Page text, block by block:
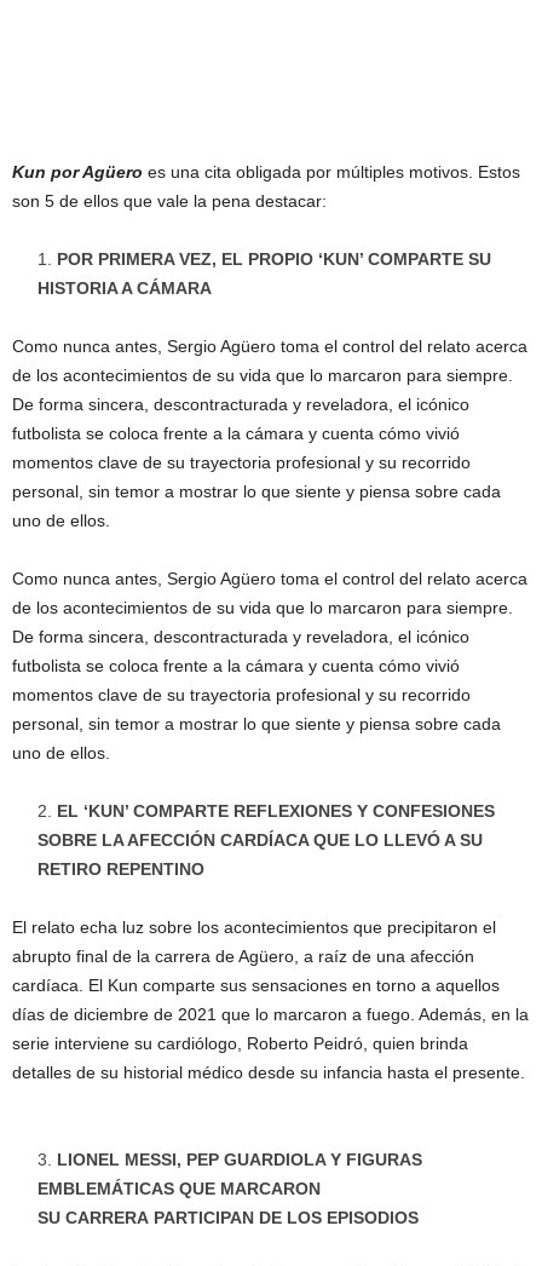
Kun por Agüero es una cita obligada por múltiples motivos. Estos
son 5 de ellos que vale la pena destacar:
POR PRIMERA VEZ, EL PROPIO ‘KUN’ COMPARTE SU
HISTORIA A CÁMARA
Como nunca antes, Sergio Agüero toma el control del relato acerca
de los acontecimientos de su vida que lo marcaron para siempre.
De forma sincera, descontracturada y reveladora, el icónico
futbolista se coloca frente a la cámara y cuenta cómo vivió
momentos clave de su trayectoria profesional y su recorrido
personal, sin temor a mostrar lo que siente y piensa sobre cada
uno de ellos.
Como nunca antes, Sergio Agüero toma el control del relato acerca
de los acontecimientos de su vida que lo marcaron para siempre.
De forma sincera, descontracturada y reveladora, el icónico
futbolista se coloca frente a la cámara y cuenta cómo vivió
momentos clave de su trayectoria profesional y su recorrido
personal, sin temor a mostrar lo que siente y piensa sobre cada
uno de ellos.
EL ‘KUN’ COMPARTE REFLEXIONES Y CONFESIONES
SOBRE LA AFECCIÓN CARDÍACA QUE LO LLEVÓ A SU
RETIRO REPENTINO
El relato echa luz sobre los acontecimientos que precipitaron el
abrupto final de la carrera de Agüero, a raíz de una afección
cardíaca. El Kun comparte sus sensaciones en torno a aquellos
días de diciembre de 2021 que lo marcaron a fuego. Además, en la
serie interviene su cardiólogo, Roberto Peidró, quien brinda
detalles de su historial médico desde su infancia hasta el presente.
LIONEL MESSI, PEP GUARDIOLA Y FIGURAS
EMBLEMÁTICAS QUE MARCARON
SU CARRERA PARTICIPAN DE LOS EPISODIOS